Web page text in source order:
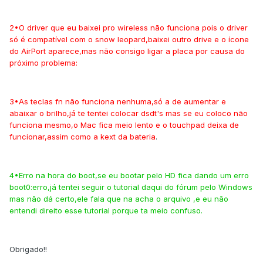
2•O driver que eu baixei pro wireless não funciona pois o driver
só é compatível com o snow leopard,baixei outro drive e o ícone
do AirPort aparece,mas não consigo ligar a placa por causa do
próximo problema:
3•As teclas fn não funciona nenhuma,só a de aumentar e
abaixar o brilho,já te tentei colocar dsdt's mas se eu coloco não
funciona mesmo,o Mac fica meio lento e o touchpad deixa de
funcionar,assim como a kext da bateria.
4•Erro na hora do boot,se eu bootar pelo HD fica dando um erro
boot0:erro,já tentei seguir o tutorial daqui do fórum pelo Windows
mas não dá certo,ele fala que na acha o arquivo ,e eu não
entendi direito esse tutorial porque ta meio confuso.
Obrigado!!